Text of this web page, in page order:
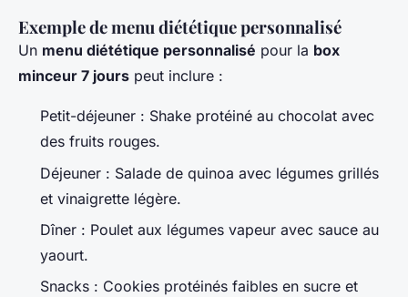
Exemple de menu diététique personnalisé
Un menu diététique personnalisé pour la box
minceur 7 jours peut inclure :
Petit-déjeuner : Shake protéiné au chocolat avec
des fruits rouges.
Déjeuner : Salade de quinoa avec légumes grillés
et vinaigrette légère.
Dîner : Poulet aux légumes vapeur avec sauce au
yaourt.
Snacks : Cookies protéinés faibles en sucre et